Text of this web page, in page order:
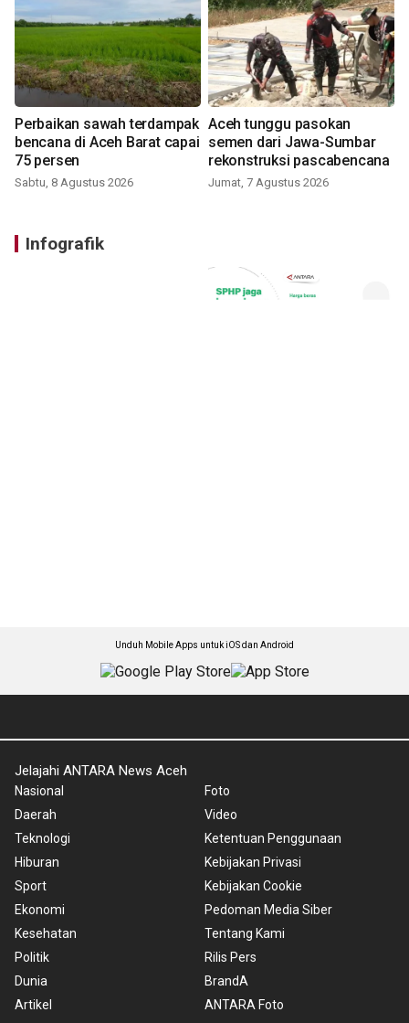
Perbaikan sawah terdampak
bencana di Aceh Barat capai
75 persen
Sabtu, 8 Agustus 2026
Aceh tunggu pasokan
semen dari Jawa-Sumbar
rekonstruksi pascabencana
Jumat, 7 Agustus 2026
Infografik
Unduh Mobile Apps untuk iOS dan Android
Jelajahi ANTARA News Aceh
Nasional
Daerah
Teknologi
Hiburan
Sport
Ekonomi
Kesehatan
Politik
Dunia
Artikel
Foto
Video
Ketentuan Penggunaan
Kebijakan Privasi
Kebijakan Cookie
Pedoman Media Siber
Tentang Kami
Rilis Pers
BrandA
ANTARA Foto